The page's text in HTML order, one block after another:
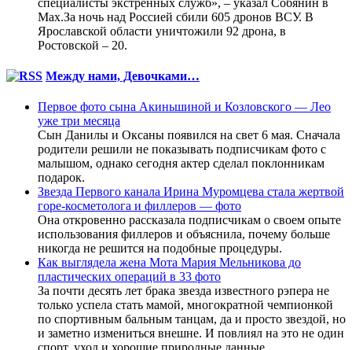
специалисты экстренных служб», – указал Собянин в
Max.За ночь над Россией сбили 605 дронов ВСУ. В
Ярославской области уничтожили 92 дрона, в
Ростовской – 20.
Между нами, Девочками…
Первое фото сына Акиньшиной и Козловского — Лео
уже три месяца
Сын Данилы и Оксаны появился на свет 6 мая. Сначала
родители решили не показывать подписчикам фото с
малышом, однако сегодня актер сделал поклонникам
подарок.
Звезда Первого канала Ирина Муромцева стала жертвой
горе-косметолога и филлеров — фото
Она откровенно рассказала подписчикам о своем опыте
использования филлеров и объяснила, почему больше
никогда не решится на подобные процедуры.
Как выглядела жена Мота Мария Мельникова до
пластических операций в 33 фото
За почти десять лет брака звезда известного рэпера не
только успела стать мамой, многократной чемпионкой
по спортивным бальным танцам, да и просто звездой, но
и заметно измениться внешне. И повлиял на это не один